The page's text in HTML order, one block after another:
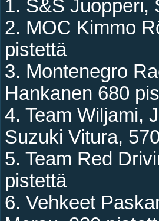
1. S&S Juopperi,
2. MOC Kimmo
pistettä
3. Montenegro
Hankanen 680
4. Team Wiljami,
Suzuki Vitura,
5. Team Red
pistettä
6. Vehkeet